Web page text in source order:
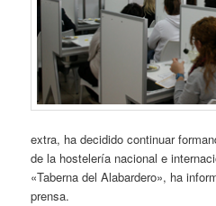
extra, ha decidido continuar
de la hostelería nacional e
«Taberna del Alabardero», ha
prensa.